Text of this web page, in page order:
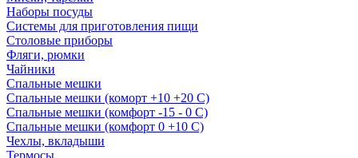
Наборы посуды
Системы для приготовления пищи
Столовые приборы
Фляги, рюмки
Чайники
Спальные мешки
Спальные мешки (коморт +10 +20 С)
Спальные мешки (комфорт -15 - 0 С)
Спальные мешки (комфорт 0 +10 С)
Чехлы, вкладыши
Термосы